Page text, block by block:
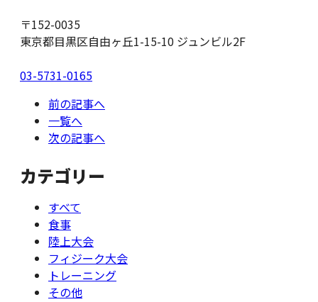
〒152-0035
東京都目黒区自由ヶ丘1-15-10 ジュンビル2F
03-5731-0165
前の記事へ
一覧へ
次の記事へ
カテゴリー
すべて
食事
陸上大会
フィジーク大会
トレーニング
その他